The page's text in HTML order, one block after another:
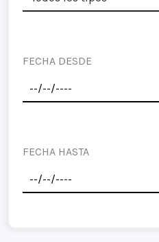
FECHA DESDE
FECHA HASTA